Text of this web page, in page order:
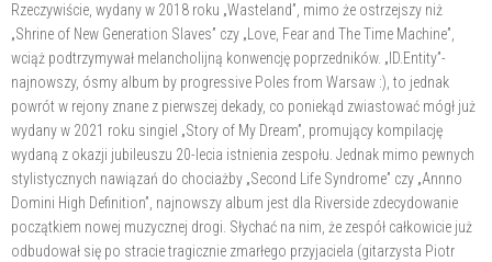
Rzeczywiście, wydany w 2018 roku „Wasteland”, mimo że ostrzejszy niż
„Shrine of New Generation Slaves” czy „Love, Fear and The Time Machine”,
wciąż podtrzymywał melancholijną konwencję poprzedników. „ID.Entity”-
najnowszy, ósmy album by progressive Poles from Warsaw :), to jednak
powrót w rejony znane z pierwszej dekady, co poniekąd zwiastować mógł już
wydany w 2021 roku singiel „Story of My Dream”, promujący kompilację
wydaną z okazji jubileuszu 20-lecia istnienia zespołu. Jednak mimo pewnych
stylistycznych nawiązań do chociażby „Second Life Syndrome” czy „Annno
Domini High Definition”, najnowszy album jest dla Riverside zdecydowanie
początkiem nowej muzycznej drogi. Słychać na nim, że zespół całkowicie już
odbudował się po stracie tragicznie zmarłego przyjaciela (gitarzysta Piotr